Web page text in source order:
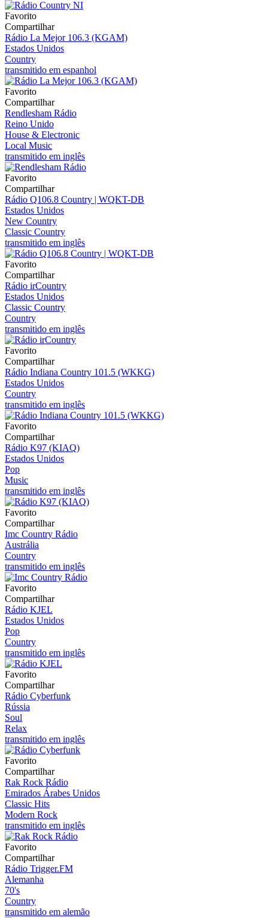
Favorito
Compartilhar
Rádio La Mejor 106.3 (KGAM)
Estados Unidos
Country
transmitido em espanhol
Favorito
Compartilhar
Rendlesham Rádio
Reino Unido
House & Electronic
Local Music
transmitido em inglês
Favorito
Compartilhar
Rádio Q106.8 Country | WQKT-DB
Estados Unidos
New Country
Classic Country
transmitido em inglês
Favorito
Compartilhar
Rádio irCountry
Estados Unidos
Classic Country
Country
transmitido em inglês
Favorito
Compartilhar
Rádio Indiana Country 101.5 (WKKG)
Estados Unidos
Country
transmitido em inglês
Favorito
Compartilhar
Rádio K97 (KIAQ)
Estados Unidos
Pop
Music
transmitido em inglês
Favorito
Compartilhar
Imc Country Rádio
Austrália
Country
transmitido em inglês
Favorito
Compartilhar
Rádio KJEL
Estados Unidos
Pop
Country
transmitido em inglês
Favorito
Compartilhar
Rádio Cyberfunk
Rússia
Soul
Relax
transmitido em inglês
Favorito
Compartilhar
Rak Rock Rádio
Emirados Árabes Unidos
Classic Hits
Modern Rock
transmitido em inglês
Favorito
Compartilhar
Rádio Trigger.FM
Alemanha
70's
Country
transmitido em alemão